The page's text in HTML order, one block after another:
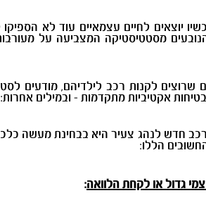
יוצאים לחיים עצמאיים עוד לא
הנובעים מסטטיסטיקה המצביעה על
שרוצים לקנות רכב לילדיהם, מודעים
אקטיביות מתקדמות - ובמילים אחרות:
חדש לנהג צעיר היא בבחינת מעשה
הללו:
גדול או לקחת הלוואה: